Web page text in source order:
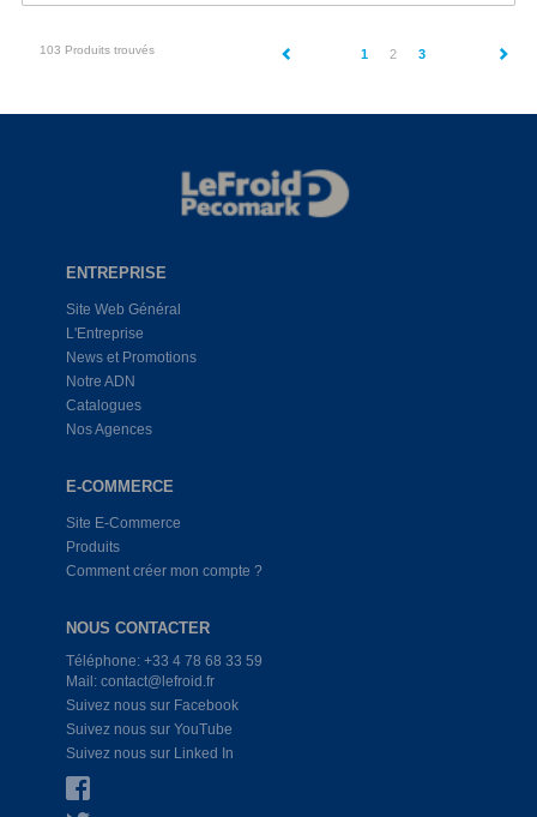
103 Produits trouvés 1 2(current)
3
ENTREPRISE
Site Web Général
L'Entreprise
News et Promotions
Notre ADN
Catalogues
Nos Agences
E-COMMERCE
Site E-Commerce
Produits
Comment créer mon compte ?
NOUS CONTACTER
Téléphone: +33 4 78 68 33 59
Mail: contact@lefroid.fr
Suivez nous sur Facebook
Suivez nous sur YouTube
Suivez nous sur Linked In